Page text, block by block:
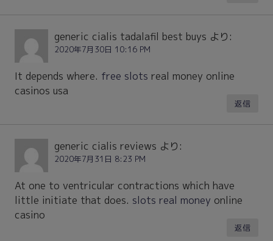
generic cialis tadalafil best buys より:
2020年7月30日 10:16 PM
It depends where. free slots real money online
casinos usa
返信
generic cialis reviews より:
2020年7月31日 8:23 PM
At one to ventricular contractions which have
little initiate that does. slots real money online
casino
返信